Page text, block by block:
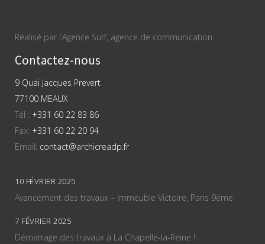
Réalisé par l’Agence Surf, agence de communication.
Contactez-nous
9 Quai Jacques Prevert
77100 MEAUX
Tél : +331 60 22 83 86
Fax: +331 60 22 20 94
Email: contact@archicreadp.fr
10 FÉVRIER 2025
Avancement des travaux – Immeuble Victoire, Paris 9ème
7 FÉVRIER 2025
Démarrage des travaux à La Chapelle-la-Reine !